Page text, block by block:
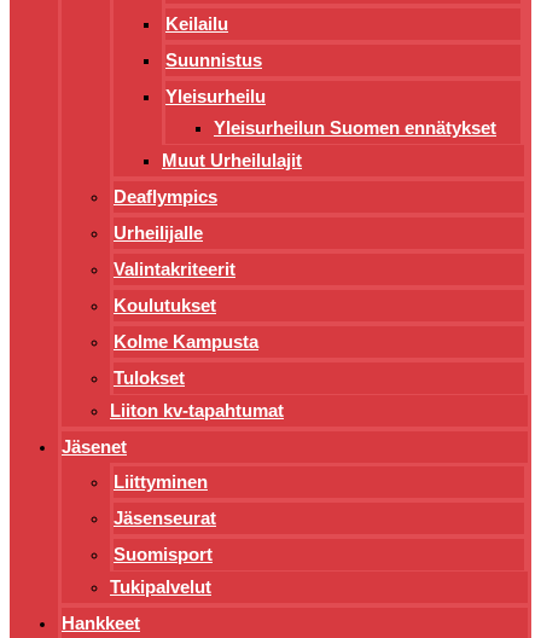
Keilailu
Suunnistus
Yleisurheilu
Yleisurheilun Suomen ennätykset
Muut Urheilulajit
Deaflympics
Urheilijalle
Valintakriteerit
Koulutukset
Kolme Kampusta
Tulokset
Liiton kv-tapahtumat
Jäsenet
Liittyminen
Jäsenseurat
Suomisport
Tukipalvelut
Hankkeet